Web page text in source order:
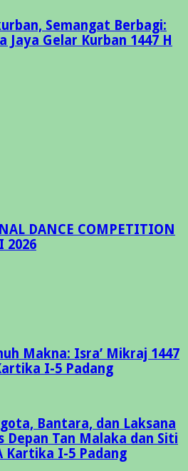
Semangat Berbagi:
Jaya Gelar Kurban 1447 H
DANCE COMPETITION
2026
Makna: Isra’ Mikraj 1447
I-5 Padang
Bantara, dan Laksana
Depan Tan Malaka dan Siti
Kartika I-5 Padang